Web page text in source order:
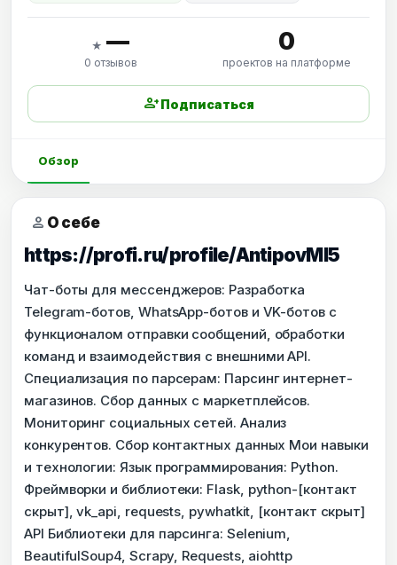
★ —
0 отзывов
0
проектов на платформе
person_addПодписаться
Обзор
person О себе
https://profi.ru/profile/AntipovMI5
Чат-боты для мессенджеров: Разработка
Telegram-ботов, WhatsApp-ботов и VK-ботов с
функционалом отправки сообщений, обработки
команд и взаимодействия с внешними API.
Специализация по парсерам: Парсинг интернет-
магазинов. Сбор данных с маркетплейсов.
Мониторинг социальных сетей. Анализ
конкурентов. Сбор контактных данных Мои навыки
и технологии: Язык программирования: Python.
Фреймворки и библиотеки: Flask, python-[контакт
скрыт], vk_api, requests, pywhatkit, [контакт скрыт]
API Библиотеки для парсинга: Selenium,
BeautifulSoup4, Scrapy, Requests, aiohttp